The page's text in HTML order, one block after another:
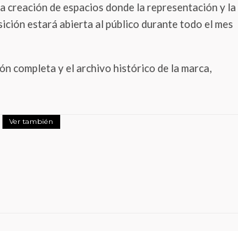
creación de espacios donde la representación y la
estará abierta al público durante todo el mes
completa y el archivo histórico de la marca,
Ver también